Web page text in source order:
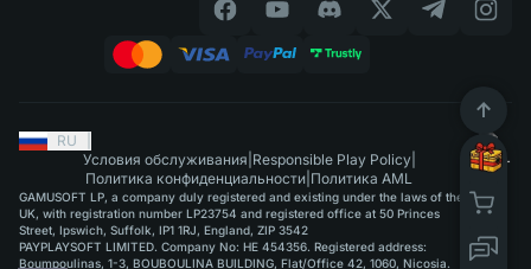
RU
Условия обслуживания Responsible Play Policy|
Политика конфиденциальности Политика AML
GAMUSOFT LP, a company duly registered and existing under the laws of the
UK, with registration number LP23754 and registered office at 50 Princes
Street, Ipswich, Suffolk, IP1 1RJ, England, ZIP 3542
PAYPLAYSOFT LIMITED. Company No: HE 454356. Registered address:
Boumpoulinas, 1-3, BOUBOULINA BUILDING, Flat/Office 42, 1060, Nicosia.